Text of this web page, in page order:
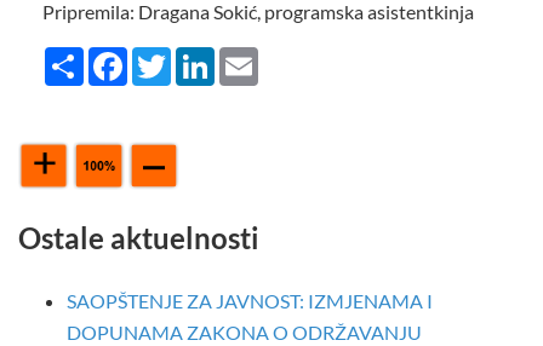
Pripremila: Dragana Sokić, programska asistentkinja
Share FacebookTwitterLinkedIn
Ostale aktuelnosti
SAOPŠTENJE ZA JAVNOST: IZMJENAMA I
DOPUNAMA ZAKONA O ODRŽAVANJU